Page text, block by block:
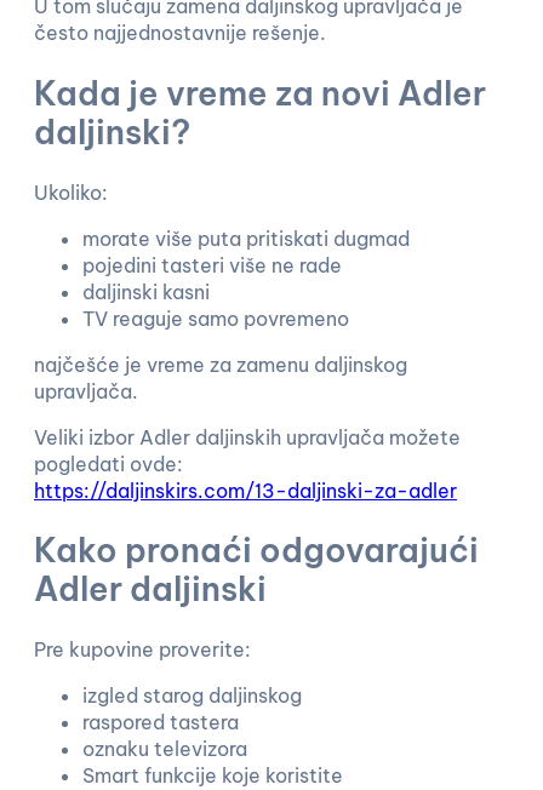
U tom slučaju zamena daljinskog upravljača je
često najjednostavnije rešenje.
Kada je vreme za novi Adler
daljinski?
Ukoliko:
morate više puta pritiskati dugmad
pojedini tasteri više ne rade
daljinski kasni
TV reaguje samo povremeno
najčešće je vreme za zamenu daljinskog
upravljača.
Veliki izbor Adler daljinskih upravljača možete
pogledati ovde:
https://daljinskirs.com/13-daljinski-za-adler
Kako pronaći odgovarajući
Adler daljinski
Pre kupovine proverite:
izgled starog daljinskog
raspored tastera
oznaku televizora
Smart funkcije koje koristite